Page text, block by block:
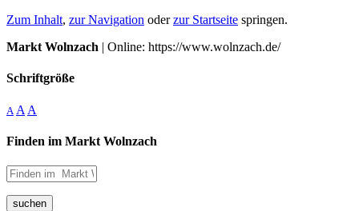
Zum Inhalt, zur Navigation oderzur Startseite springen.
Markt Wolnzach | Online: https://www.wolnzach.de/
Schriftgröße
A A A
Finden im Markt Wolnzach
suchen